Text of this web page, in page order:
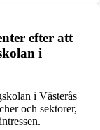
efter att
i
i Västerås
och sektorer,